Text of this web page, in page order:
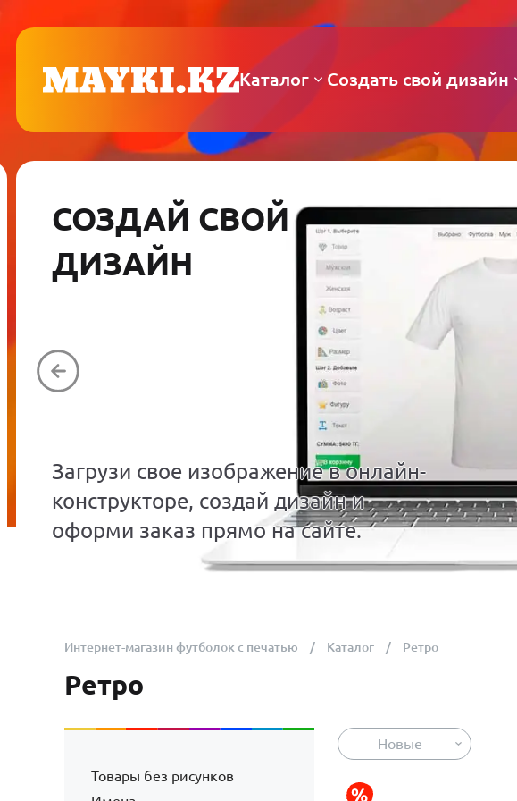
Каталог Создать свой дизайн
СОЗДАЙ СВОЙ
ДИЗАЙН
Загрузи свое изображение в онлайн-
конструкторе, создай дизайн и
оформи заказ прямо на сайте.
Интернет-магазин футболок с печатью Каталог Ретро
Ретро
Товары без рисунков
Новые